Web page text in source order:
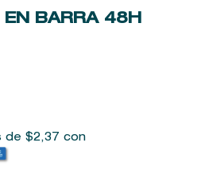
EN BARRA 48H
de $2,37 con